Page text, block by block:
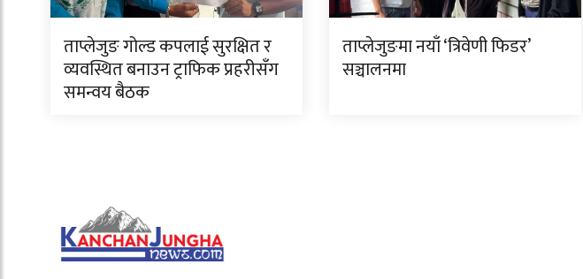
ताप्लेजुङ गोल्ड कपलाई सुरक्षित र
व्यवस्थित बनाउन ट्राफिक प्रहरीसँग
समन्वय बैठक
ताप्लेजुङमा नयाँ ‘त्रिवेणी फिडर’
सञ्चालनमा